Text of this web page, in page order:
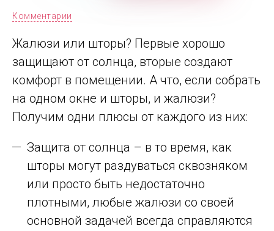
Комментарии
Жалюзи или шторы? Первые хорошо
защищают от солнца, вторые создают
комфорт в помещении. А что, если собрать
на одном окне и шторы, и жалюзи?
Получим одни плюсы от каждого из них:
Защита от солнца – в то время, как
шторы могут раздуваться сквозняком
или просто быть недостаточно
плотными, любые жалюзи со своей
основной задачей всегда справляются